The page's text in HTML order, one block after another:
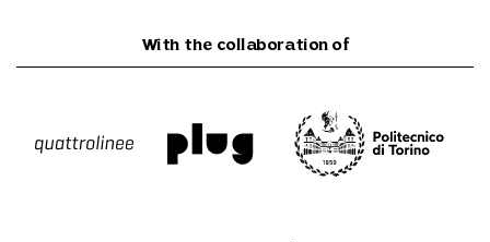
With the collaboration of